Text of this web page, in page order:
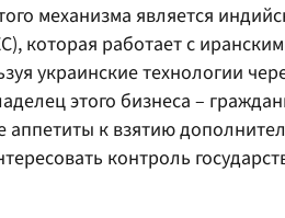
механизма является
которая работает с
украинские технологии
этого бизнеса –
аппетиты к взятию
контроль